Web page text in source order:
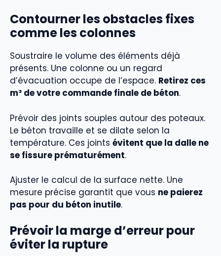
Contourner les obstacles fixes
comme les colonnes
Soustraire le volume des éléments déjà
présents. Une colonne ou un regard
d’évacuation occupe de l’espace. Retirez ces
m³ de votre commande finale de béton.
Prévoir des joints souples autour des poteaux.
Le béton travaille et se dilate selon la
température. Ces joints évitent que la dalle ne
se fissure prématurément.
Ajuster le calcul de la surface nette. Une
mesure précise garantit que vous ne paierez
pas pour du béton inutile.
Prévoir la marge d’erreur pour
éviter la rupture